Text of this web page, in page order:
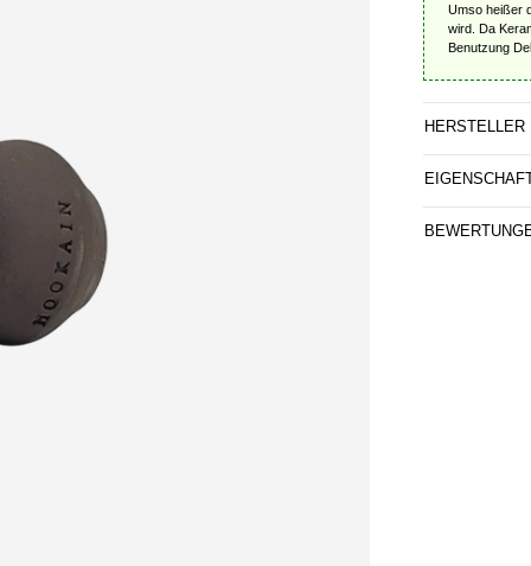
Umso heißer
wird. Da
Benutzung
HERSTELLER